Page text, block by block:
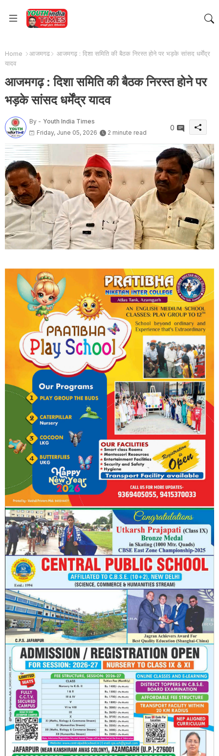
Home आजमगढ
आजमगढ़ : दिशा समिति की बैठक निरस्त होने पर भड़के सांसद धर्मेंद्र
यादव
आजमगढ़ : दिशा समिति की बैठक निरस्त होने पर
भड़के सांसद धर्मेंद्र यादव
By - Youth India Times
Friday, June 05, 2026
2 minute read
0